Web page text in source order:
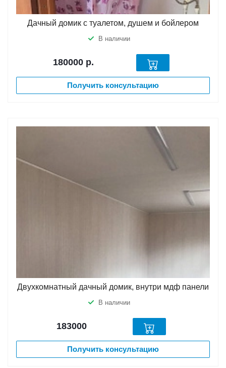
Дачный домик с туалетом, душем и бойлером
В наличии
180000 р.
Получить консультацию
Двухкомнатный дачный домик, внутри мдф панели
В наличии
183000
Получить консультацию